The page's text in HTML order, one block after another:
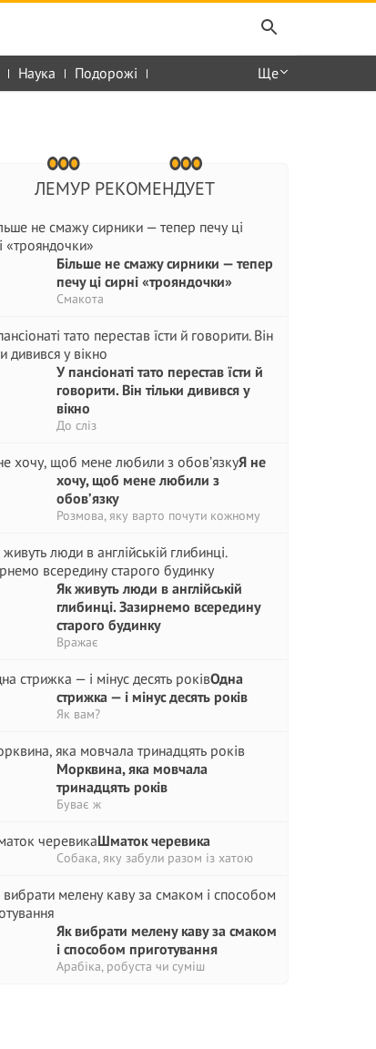
Наука Подорожі Ще
ЛЕМУР РЕКОМЕНДУЕТ
Більше не смажу сирники — тепер
печу ці сирні «трояндочки»
Смакота
У пансіонаті тато перестав їсти й
говорити. Він тільки дивився у
вікно
До сліз
Я не
хочу, щоб мене любили з
обов’язку
Розмова, яку варто почути кожному
Як живуть люди в англійській
глибинці. Зазирнемо всередину
старого будинку
Вражає
Одна
стрижка — і мінус десять років
Як вам?
Морквина, яка мовчала
тринадцять років
Буває ж
Шматок черевика
Собака, яку забули разом із хатою
Як вибрати мелену каву за смаком
і способом приготування
Арабіка, робуста чи суміш